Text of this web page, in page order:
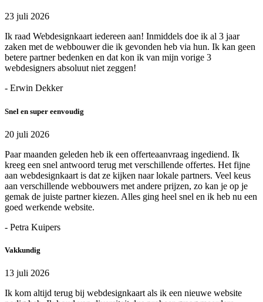
23 juli 2026
Ik raad Webdesignkaart iedereen aan! Inmiddels doe ik al 3 jaar
zaken met de webbouwer die ik gevonden heb via hun. Ik kan geen
betere partner bedenken en dat kon ik van mijn vorige 3
webdesigners absoluut niet zeggen!
- Erwin Dekker
Snel en super eenvoudig
20 juli 2026
Paar maanden geleden heb ik een offerteaanvraag ingediend. Ik
kreeg een snel antwoord terug met verschillende offertes. Het fijne
aan webdesignkaart is dat ze kijken naar lokale partners. Veel keus
aan verschillende webbouwers met andere prijzen, zo kan je op je
gemak de juiste partner kiezen. Alles ging heel snel en ik heb nu een
goed werkende website.
- Petra Kuipers
Vakkundig
13 juli 2026
Ik kom altijd terug bij webdesignkaart als ik een nieuwe website